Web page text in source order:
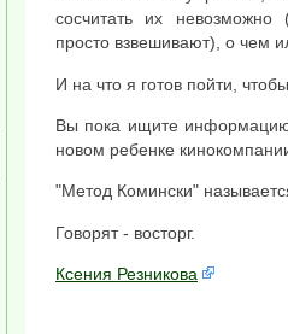
сосчитать их
просто взвешивают), о чем
И на что я готов пойти,
Вы пока ищите
новом ребенке
"Метод Комински"
Говорят - восторг.
Ксения Резникова